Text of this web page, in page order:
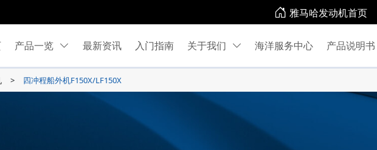
雅马哈发动机首页
产品一览 最新资讯 入门指南 关于我们 海洋服务中心 产品说明书
四冲程船外机F150X/LF150X